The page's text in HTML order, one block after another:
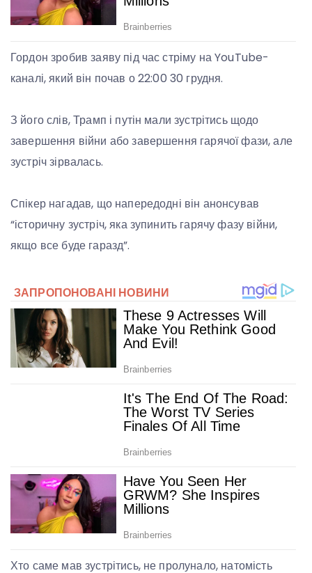
Гордон зробив заяву під час стріму на YouTube-
каналі, який він почав о 22:00 30 грудня.
З його слів, Трамп і путін мали зустрітись щодо
завершення війни або завершення гарячої фази, але
зустріч зірвалась.
Спікер нагадав, що напередодні він анонсував
“історичну зустріч, яка зупинить гарячу фазу війни,
якщо все буде гаразд”.
Хто саме мав зустрітись, не пролунало, натомість